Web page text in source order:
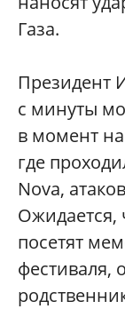
Газа.
Президент
с минуты
в момент
где
Nova,
Ожидается,
посетят
фестиваля,